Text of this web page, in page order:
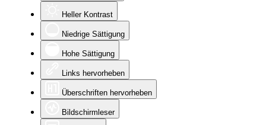
Heller Kontrast
Niedrige Sättigung
Hohe Sättigung
Links hervorheben
Überschriften hervorheben
Bildschirmleser